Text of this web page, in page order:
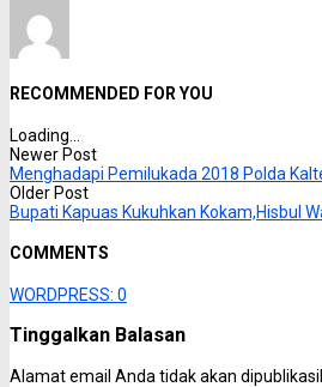
RECOMMENDED FOR YOU
Loading...
Newer Post
Menghadapi Pemilukada 2018 Polda
Older Post
Bupati Kapuas Kukuhkan Kokam,Hisbul
COMMENTS
WORDPRESS: 0
Tinggalkan Balasan
Alamat email Anda tidak akan